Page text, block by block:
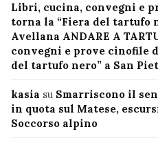
Libri, cucina, convegni e
torna la “Fiera del tartufo
Avellana ANDARE A
convegni e prove cinofile
del tartufo nero” a San
kasia su Smarriscono il
in quota sul Matese,
Soccorso alpino